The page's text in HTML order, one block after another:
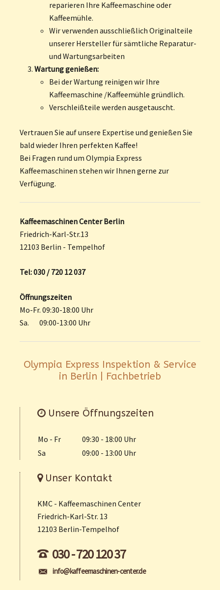
reparieren Ihre Kaffeemaschine oder
Kaffeemühle.
Wir verwenden ausschließlich Originalteile
unserer Hersteller für sämtliche Reparatur-
und Wartungsarbeiten
Wartung genießen:
Bei der Wartung reinigen wir Ihre
Kaffeemaschine /Kaffeemühle gründlich.
Verschleißteile werden ausgetauscht.
Vertrauen Sie auf unsere Expertise und genießen Sie
bald wieder Ihren perfekten Kaffee!
Bei Fragen rund um Olympia Express
Kaffeemaschinen stehen wir Ihnen gerne zur
Verfügung.
Kaffeemaschinen Center Berlin
Friedrich-Karl-Str.13
12103 Berlin - Tempelhof
Tel: 030 / 720 12 037
Öffnungszeiten
Mo-Fr. 09:30-18:00 Uhr
Sa. 09:00-13:00 Uhr
Olympia Express Inspektion & Service
in Berlin | Fachbetrieb
Unsere Öffnungszeiten
Mo - Fr
09:30 - 18:00 Uhr
Sa
09:00 - 13:00 Uhr
Unser Kontakt
KMC - Kaffeemaschinen Center
Friedrich-Karl-Str. 13
12103 Berlin-Tempelhof
030 - 720 120 37
info@kaffeemaschinen-center.de